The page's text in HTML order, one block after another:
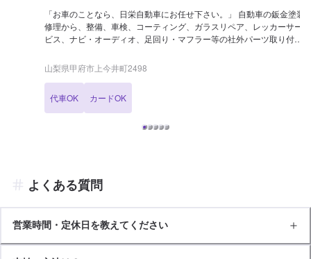
「お車のことなら、日栄自動車にお任せ下さい。」 自動車の鈑金塗装
修理から、整備、車検、コーティング、ガラスリペア、レッカーサー
ビス、ナビ・オーディオ、足回り・マフラー等の社外パーツ取り付け
産車、外車の傷、へこみ、保険事故（車両保険、対物保険など）も承
ります。 こすり傷、へこみ、クリア剥げを鈑金塗装で修理いたしま
園西交差点より甲府南IC方面へ約300m進んだ交差点を右折してすぐ
にございます。
山梨県甲府市上今井町2498
代車OK カードOK
よくある質問
営業時間・定休日を教えてください